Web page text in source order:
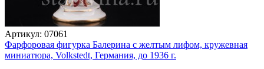
Артикул: 07061
Фарфоровая фигурка Балерина с желтым лифом, кружевная
миниатюра, Volkstedt, Германия, до 1936 г.